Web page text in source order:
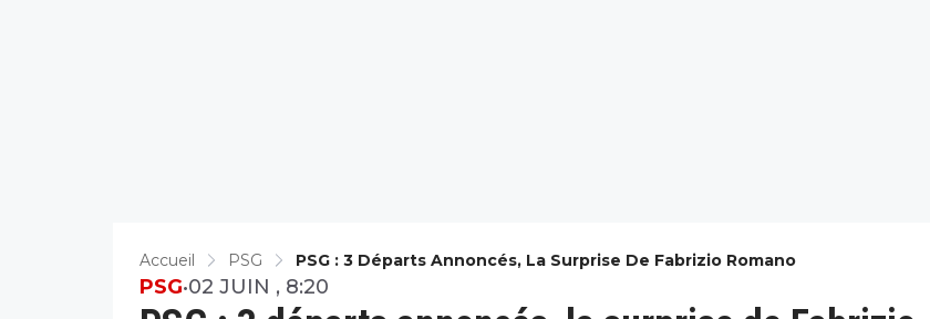
Accueil PSG PSG : 3 Départs Annoncés, La Surprise De Fabrizio Romano
PSG•02 JUIN , 8:20